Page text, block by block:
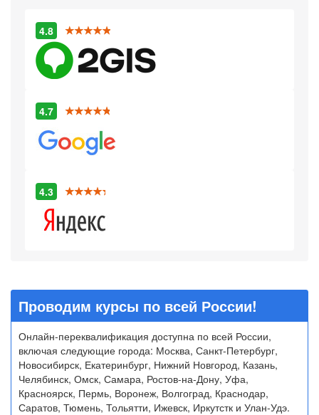
4.8
4.7
4.3
Проводим курсы по всей России!
Онлайн-переквалификация доступна по всей России,
включая следующие города: Москва, Санкт-Петербург,
Новосибирск, Екатеринбург, Нижний Новгород, Казань,
Челябинск, Омск, Самара, Ростов-на-Дону, Уфа,
Красноярск, Пермь, Воронеж, Волгоград, Краснодар,
Саратов, Тюмень, Тольятти, Ижевск, Иркутстк и Улан-Удэ.